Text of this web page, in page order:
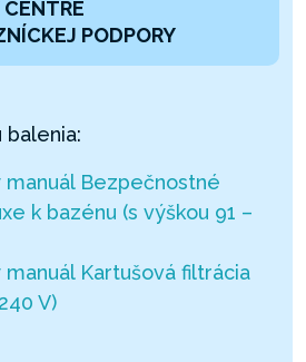
PODPORY
balenia:
manuál Bezpečnostné
k bazénu (s výškou 91 –
manuál Kartušová filtrácia
V)